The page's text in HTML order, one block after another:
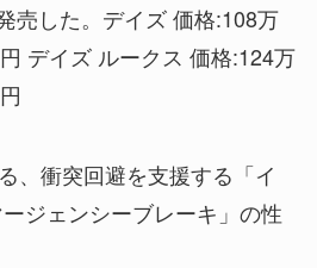
売した。デイズ 価格:108万
デイズ ルークス 価格:124万
、衝突回避を支援する「イ
ジェンシーブレーキ」の性